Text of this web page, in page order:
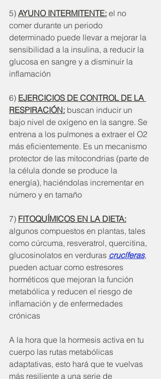
5) AYUNO INTERMITENTE: el no
comer durante un periodo
determinado puede llevar a mejorar la
sensibilidad a la insulina, a reducir la
glucosa en sangre y a disminuir la
inflamación
6) EJERCICIOS DE CONTROL DE LA
RESPIRACIÓN: buscan inducir un
bajo nivel de oxígeno en la sangre. Se
entrena a los pulmones a extraer el O2
más eficientemente. Es un mecanismo
protector de las mitocondrias (parte de
la célula donde se produce la
energía), haciéndolas incrementar en
número y en tamaño
7) FITOQUÍMICOS EN LA DIETA:
algunos compuestos en plantas, tales
como cúrcuma, resveratrol, quercitina,
glucosinolatos en verduras crucíferas,
pueden actuar como estresores
horméticos que mejoran la función
metabólica y reducen el riesgo de
inflamación y de enfermedades
crónicas
A la hora que la hormesis activa en tu
cuerpo las rutas metabólicas
adaptativas, esto hará que te vuelvas
más resiliente a una serie de